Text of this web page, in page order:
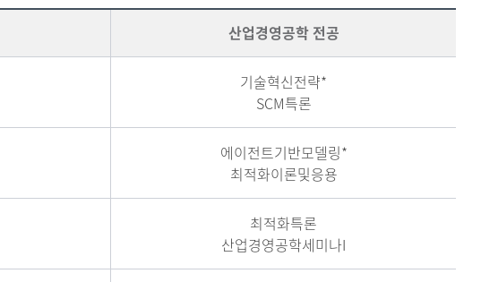
산업경영공학 전공
기술혁신전략*
SCM특론
에이전트기반모델링*
최적화이론및응용
최적화특론
산업경영공학세미나I